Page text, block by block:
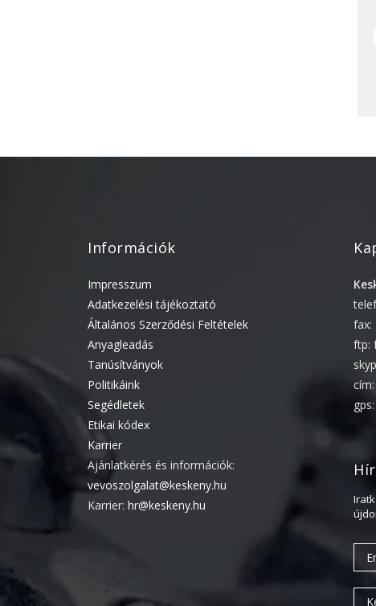
Információk
Impresszum
Adatkezelési tájékoztató
Általános Szerződési Feltételek
Anyagleadás
Tanúsítványok
Politikáink
Segédletek
Etikai kódex
Karrier
Ajánlatkérés és információk:
vevoszolgalat@keskeny.hu
Karrier:hr@keskeny.hu
fax:
ftp:
cím:
gps: